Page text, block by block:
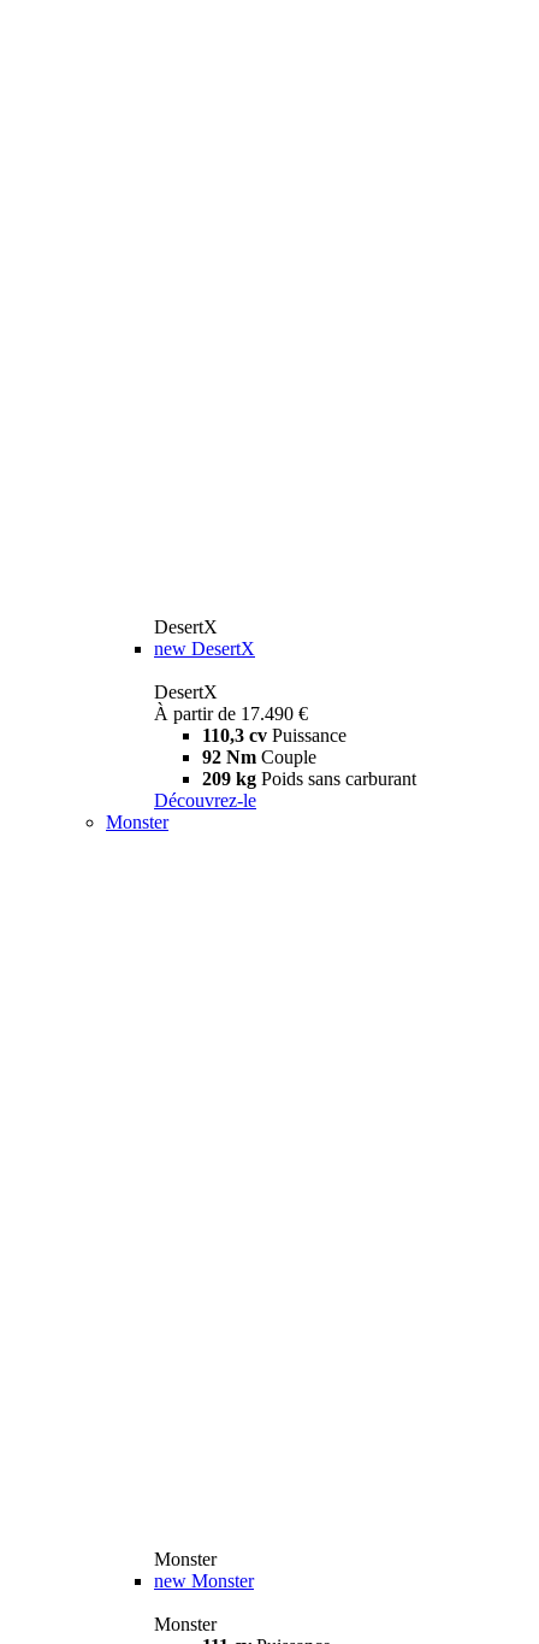
DesertX
new DesertX
DesertX
À partir de 17.490 €
110,3 cv Puissance
92 Nm Couple
209 kg Poids sans carburant
Découvrez-le
Monster
Monster
new Monster
Monster